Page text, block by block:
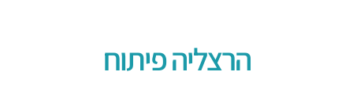
הרצליה פיתוח